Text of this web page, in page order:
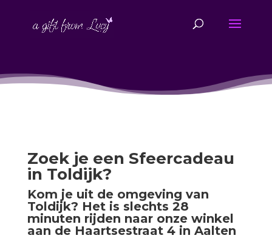
Zoek je een Sfeercadeau
in Toldijk?
Kom je uit de omgeving van
Toldijk? Het is slechts 28
minuten rijden naar onze winkel
aan de Haartsestraat 4 in Aalten